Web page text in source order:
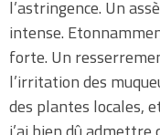
l’astringence. Un
intense.
forte. Un
l’irritation des
des plantes locales,